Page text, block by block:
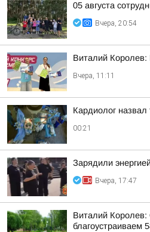
05 августа
Вчера, 20:54
Виталий
Вчера, 11:11
Кардиолог
00:21
Зарядили
Вчера, 17:47
Виталий Королев:
благоустраиваем